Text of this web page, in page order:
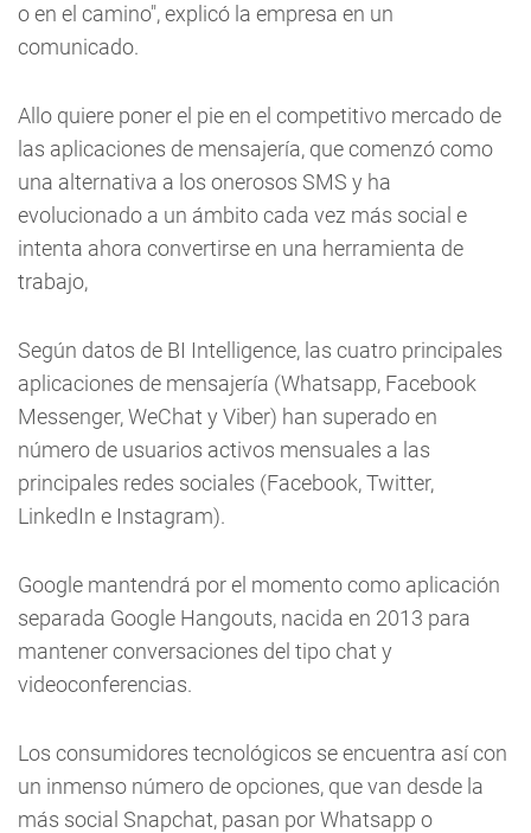
o en el camino", explicó la empresa en un
comunicado.
Allo quiere poner el pie en el competitivo mercado de
las aplicaciones de mensajería, que comenzó como
una alternativa a los onerosos SMS y ha
evolucionado a un ámbito cada vez más social e
intenta ahora convertirse en una herramienta de
trabajo,
Según datos de BI Intelligence, las cuatro principales
aplicaciones de mensajería (Whatsapp, Facebook
Messenger, WeChat y Viber) han superado en
número de usuarios activos mensuales a las
principales redes sociales (Facebook, Twitter,
LinkedIn e Instagram).
Google mantendrá por el momento como aplicación
separada Google Hangouts, nacida en 2013 para
mantener conversaciones del tipo chat y
videoconferencias.
Los consumidores tecnológicos se encuentra así con
un inmenso número de opciones, que van desde la
más social Snapchat, pasan por Whatsapp o